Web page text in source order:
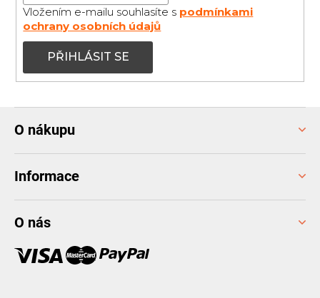
Vložením e-mailu souhlasíte s podmínkami
ochrany osobních údajů
PŘIHLÁSIT SE
O nákupu
Informace
O nás